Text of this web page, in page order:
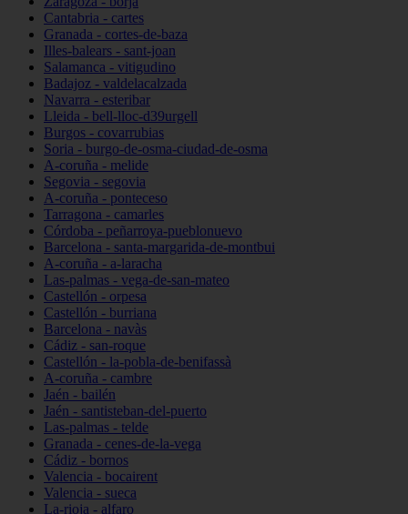
Cantabria - cartes
Granada - cortes-de-baza
Illes-balears - sant-joan
Salamanca - vitigudino
Badajoz - valdelacalzada
Navarra - esteribar
Lleida - bell-lloc-d39urgell
Burgos - covarrubias
Soria - burgo-de-osma-ciudad-de-osma
A-coruña - melide
Segovia - segovia
A-coruña - ponteceso
Tarragona - camarles
Córdoba - peñarroya-pueblonuevo
Barcelona - santa-margarida-de-montbui
A-coruña - a-laracha
Las-palmas - vega-de-san-mateo
Castellón - orpesa
Castellón - burriana
Barcelona - navàs
Cádiz - san-roque
Castellón - la-pobla-de-benifassà
A-coruña - cambre
Jaén - bailén
Jaén - santisteban-del-puerto
Las-palmas - telde
Granada - cenes-de-la-vega
Cádiz - bornos
Valencia - bocairent
Valencia - sueca
La-rioja - alfaro